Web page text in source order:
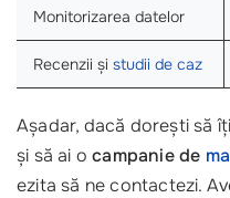
Monitorizarea datelor
Recenzii și studii de caz
Așadar, dacă dorești să
și să ai ocampanie de
ezita să ne contactezi.